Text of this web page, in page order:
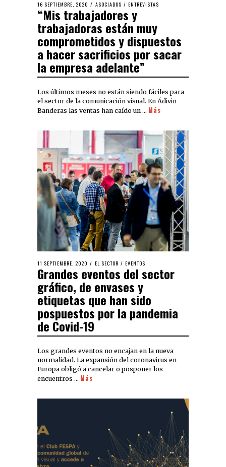
16 SEPTIEMBRE, 2020 ASOCIADOS / ENTREVISTAS
“Mis trabajadores y
trabajadoras están muy
comprometidos y dispuestos
a hacer sacrificios por sacar
la empresa adelante”
Los últimos meses no están siendo fáciles para
el sector de la comunicación visual. En Ádivin
Banderas las ventas han caído un … Más
11 SEPTIEMBRE, 2020 EL SECTOR / EVENTOS
Grandes eventos del sector
gráfico, de envases y
etiquetas que han sido
pospuestos por la pandemia
de Covid-19
Los grandes eventos no encajan en la nueva
normalidad. La expansión del coronavirus en
Europa obligó a cancelar o posponer los
encuentros … Más